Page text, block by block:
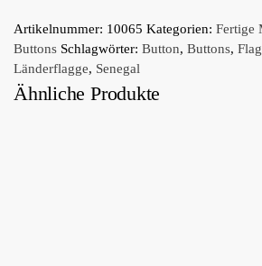
Artikelnummer: 10065 Kategorien: Fertige
Buttons Schlagwörter: Button, Buttons,
Länderflagge, Senegal
Ähnliche Produkte